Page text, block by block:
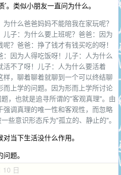
。类似小朋友一直问为什么。
什么爸爸妈妈不能陪我在家玩呢？
子：为什么要上班呢？爸爸：因为
？爸爸：挣了钱才有钱买吃的呀！
因为人得吃饭呀！儿子：人为什么
不了呀！儿子：人为什么要活着
，聊着聊着就聊到一个可以终结聊
上学的问题。因为形而上学所讨论
，也就是追寻所谓的"客观真理"。由
调真理的唯一性和客观性，而忽略
些意识形态斥为"孤立的、静止的"。
当下生活没什么作用。
题。
日